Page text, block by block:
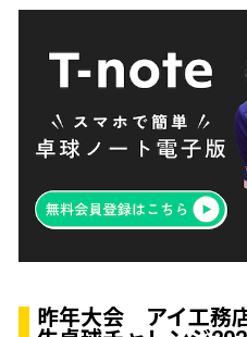
昨年大会 アイ工務